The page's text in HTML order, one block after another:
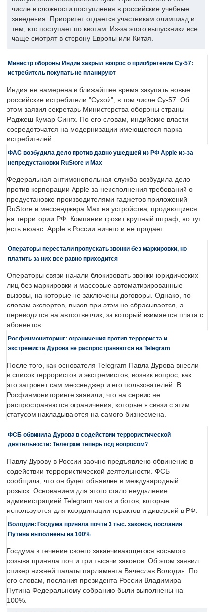
числе в сложности поступления в российские учебные
заведения. Приоритет отдается участникам олимпиад и
тем, кто поступает по квотам. Из-за этого выпускники все
чаще смотрят в сторону Европы или Китая.
Министр обороны Индии закрыл вопрос о приобретении Су-57:
истребитель покупать не планируют
Индия не намерена в ближайшее время закупать новые
российские истребители "Сухой", в том числе Су-57. Об
этом заявил секретарь Министерства обороны страны
Раджеш Кумар Сингх. По его словам, индийские власти
сосредоточатся на модернизации имеющегося парка
истребителей.
ФАС возбудила дело против давно ушедшей из РФ Apple из-за
непредустановки RuStore и Max
Федеральная антимонопольная служба возбудила дело
против корпорации Apple за неисполнения требований о
предустановке производителями гаджетов приложений
RuStore и мессенджера Max на устройства, продающиеся
на территории РФ. Компании грозит крупный штраф, но тут
есть нюанс: Apple в России ничего и не продает.
Операторы перестали пропускать звонки без маркировки, но
платить за них все равно приходится
Операторы связи начали блокировать звонки юридических
лиц без маркировки и массовые автоматизированные
вызовы, на которые не заключены договоры. Однако, по
словам экспертов, вызов при этом не сбрасывается, а
переводится на автоответчик, за который взимается плата с
абонентов.
Росфинмониторинг: ограничения против террориста и
экстремиста Дурова не распространяются на Telegram
После того, как основателя Telegram Павла Дурова внесли
в список террористов и экстремистов, возник вопрос, как
это затронет сам мессенджер и его пользователей. В
Росфинмониторинге заявили, что на сервис не
распространяются ограничения, которые в связи с этим
статусом накладываются на самого бизнесмена.
ФСБ обвинила Дурова в содействии террористической
деятельности: Телеграм теперь под вопросом?
Павлу Дурову в России заочно предъявлено обвинение в
содействии террористической деятельности. ФСБ
сообщила, что он будет объявлен в международный
розыск. Основанием для этого стало неудаление
администрацией Telegram чатов и ботов, которые
используются для координации терактов и диверсий в РФ.
Володин: Госдума приняла почти 3 тыс. законов, послания
Путина выполнены на 100%
Госдума в течение своего заканчивающегося восьмого
созыва приняла почти три тысячи законов. Об этом заявил
спикер нижней палаты парламента Вячеслав Володин. По
его словам, послания президента России Владимира
Путина Федеральному собранию были выполнены на
100%.